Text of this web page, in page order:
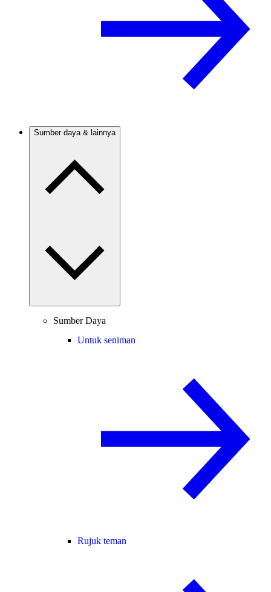
Sumber daya & lainnya
Sumber Daya
Untuk seniman
Rujuk teman